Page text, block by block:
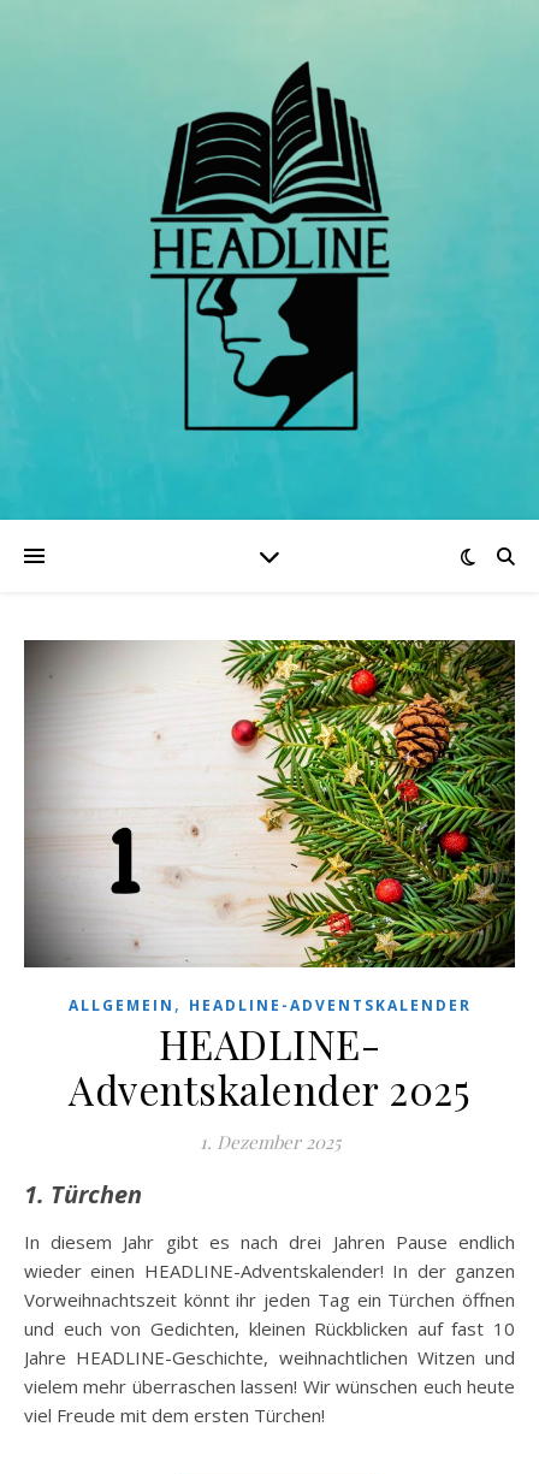
ALLGEMEIN , HEADLINE-ADVENTSKALENDER
HEADLINE-
Adventskalender 2025
1. Dezember 2025
1. Türchen
In diesem Jahr gibt es nach drei Jahren Pause endlich
wieder einen HEADLINE-Adventskalender! In der ganzen
Vorweihnachtszeit könnt ihr jeden Tag ein Türchen öffnen
und euch von Gedichten, kleinen Rückblicken auf fast 10
Jahre HEADLINE-Geschichte, weihnachtlichen Witzen und
vielem mehr überraschen lassen! Wir wünschen euch heute
viel Freude mit dem ersten Türchen!